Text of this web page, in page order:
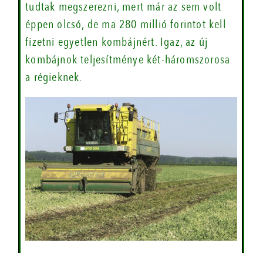
tudtak megszerezni, mert már az sem volt
éppen olcsó, de ma 280 millió forintot kell
fizetni egyetlen kombájnért. Igaz, az új
kombájnok teljesítménye két-háromszorosa
a régieknek.